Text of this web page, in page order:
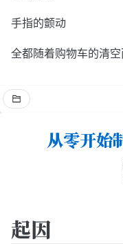
手指的颤动
全都随着购物车的清
从零开始
起因